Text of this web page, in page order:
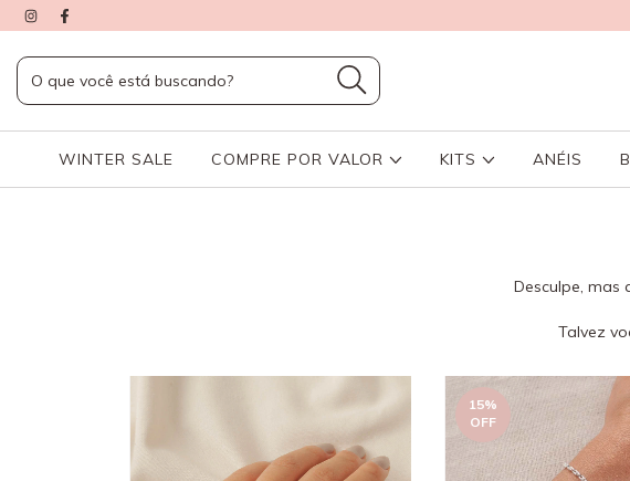
WINTER SALE COMPRE POR VALOR KITS ANÉIS
Desculpe, mas
Talvez
15%
OFF